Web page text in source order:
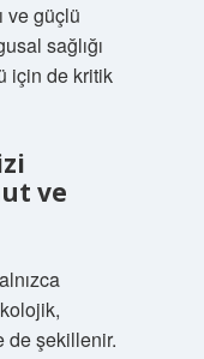
ve güçlü
sağlığı
için de kritik
ve
de şekillenir.